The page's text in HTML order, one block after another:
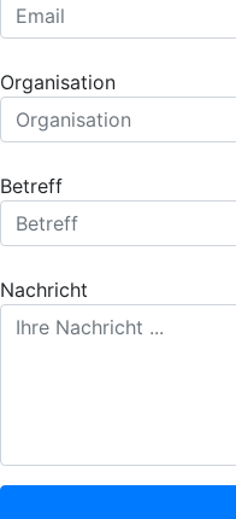
Organisation
Betreff
Nachricht